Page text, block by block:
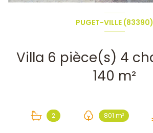
PUGET-VILLE (83390)
Villa 6 pièce(s) 4 chambre(s)
140 m²
2 801 m²